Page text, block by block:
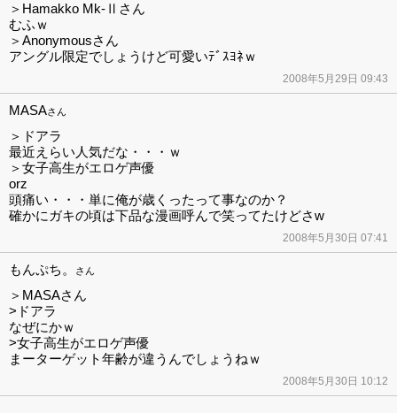
＞Hamakko Mk-Ⅱさん
むふｗ
＞Anonymousさん
アングル限定でしょうけど可愛いﾃﾞｽﾖﾈｗ
2008年5月29日 09:43
MASAさん
＞ドアラ
最近えらい人気だな・・・ｗ
＞女子高生がエロゲ声優
orz
頭痛い・・・単に俺が歳くったって事なのか？
確かにガキの頃は下品な漫画呼んで笑ってたけどさw
2008年5月30日 07:41
もんぷち。 さん
＞MASAさん
>ドアラ
なぜにかｗ
>女子高生がエロゲ声優
まーターゲット年齢が違うんでしょうねｗ
2008年5月30日 10:12